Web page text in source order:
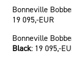
Bonneville
19 095,-EUR
Bonneville
Black: 19 095,-